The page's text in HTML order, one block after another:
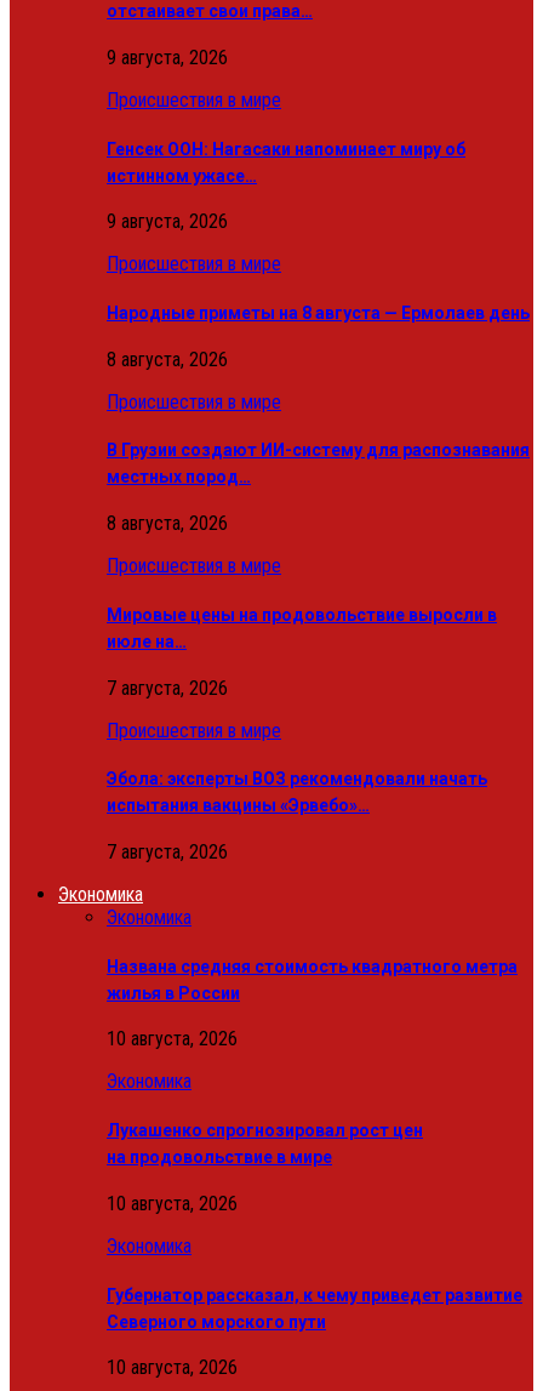
отстаивает свои права…
9 августа, 2026
Происшествия в мире
Генсек ООН: Нагасаки напоминает миру об
истинном ужасе…
9 августа, 2026
Происшествия в мире
Народные приметы на 8 августа — Ермолаев день
8 августа, 2026
Происшествия в мире
В Грузии создают ИИ-систему для распознавания
местных пород…
8 августа, 2026
Происшествия в мире
Мировые цены на продовольствие выросли в
июле на…
7 августа, 2026
Происшествия в мире
Эбола: эксперты ВОЗ рекомендовали начать
испытания вакцины «Эрвебо»…
7 августа, 2026
Экономика
Экономика
Названа средняя стоимость квадратного метра
жилья в России
10 августа, 2026
Экономика
Лукашенко спрогнозировал рост цен
на продовольствие в мире
10 августа, 2026
Экономика
Губернатор рассказал, к чему приведет развитие
Северного морского пути
10 августа, 2026